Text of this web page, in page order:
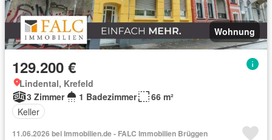
Wohnung
129.200 €
Lindental, Krefeld
3 Zimmer
1 Badezimmer
66 m²
Keller
11.06.2026 bei Immobilien.de - FALC Immobilien Brüggen